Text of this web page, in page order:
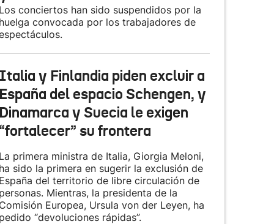
conciertos han sido suspendidos por la
convocada por los trabajadores de
y Finlandia piden excluir a
del espacio Schengen, y
y Suecia le exigen
su frontera
primera ministra de Italia, Giorgia Meloni,
sido la primera en sugerir la exclusión de
del territorio de libre circulación de
Mientras, la presidenta de la
Europea, Ursula von der Leyen, ha
“devoluciones rápidas”.